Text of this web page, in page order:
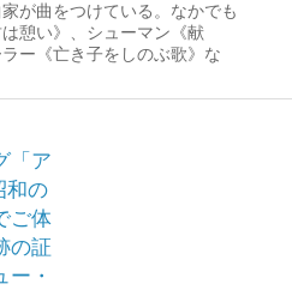
が曲をつけている。なかでも
憩い》、シューマン《献
ー《亡き子をしのぶ歌》な
「ア
和の
ご体
の証
・